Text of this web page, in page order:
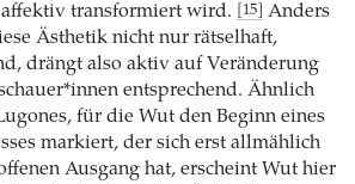
transformiert wird.
[15]
Anders
Ästhetik nicht nur ­rätselhaft,
drängt also aktiv auf ­Veränderung
entsprechend. Ähnlich
für die Wut den Beginn eines
markiert, der sich erst allmählich
Ausgang hat, erscheint Wut hier